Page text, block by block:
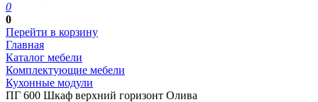
0
0
Перейти в корзину
Главная
Каталог мебели
Комплектующие мебели
Кухонные модули
ПГ 600 Шкаф верхний горизонт Олива